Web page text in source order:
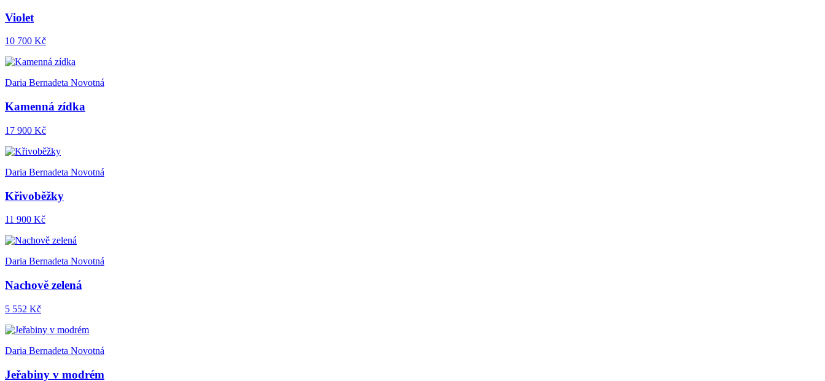
Violet
10 700 Kč
Daria Bernadeta Novotná
Kamenná zídka
17 900 Kč
Daria Bernadeta Novotná
Křivoběžky
11 900 Kč
Daria Bernadeta Novotná
Nachově zelená
5 552 Kč
Daria Bernadeta Novotná
Jeřabiny v modrém